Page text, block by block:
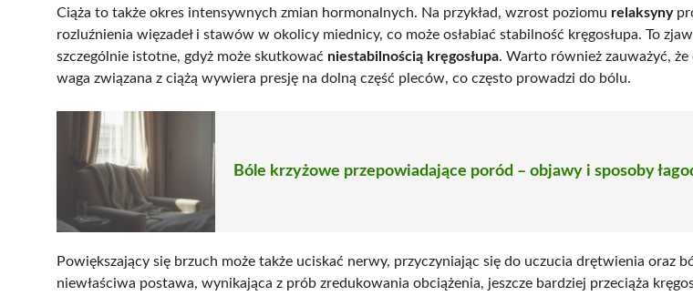
Ciąża to także okres intensywnych zmian hormonalnych. Na przykład, wzrost poziomu relaksyny
rozluźnienia więzadeł i stawów w okolicy miednicy, co może osłabiać stabilność kręgosłupa. To
szczególnie istotne, gdyż może skutkować niestabilnością kręgosłupa. Warto również zauważyć,
waga związana z ciążą wywiera presję na dolną część pleców, co często prowadzi do bólu.
Bóle krzyżowe przepowiadające poród – objawy i sposoby
Powiększający się brzuch może także uciskać nerwy, przyczyniając się do uczucia drętwienia oraz
niewłaściwa postawa, wynikająca z prób zredukowania obciążenia, jeszcze bardziej przeciąża